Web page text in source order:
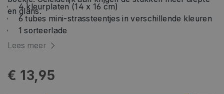
en glans.
4 kleurplaten (14 x 16 cm)
6 tubes mini-strassteentjes in verschillende kleuren
1 sorteerlade
1 blok was
Lees meer
€ 13,95